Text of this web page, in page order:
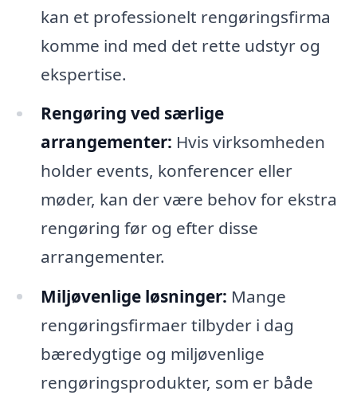
kan et professionelt rengøringsfirma
komme ind med det rette udstyr og
ekspertise.
Rengøring ved særlige
arrangementer: Hvis virksomheden
holder events, konferencer eller
møder, kan der være behov for ekstra
rengøring før og efter disse
arrangementer.
Miljøvenlige løsninger: Mange
rengøringsfirmaer tilbyder i dag
bæredygtige og miljøvenlige
rengøringsprodukter, som er både